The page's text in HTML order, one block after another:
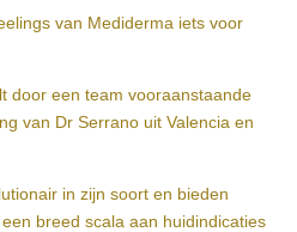
van Mediderma iets voor
door een team vooraanstaande
van Dr Serrano uit Valencia en
in zijn soort en bieden
breed scala aan huidindicaties